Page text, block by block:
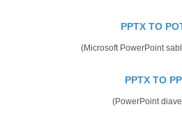
PPTX TO
(Microsoft PowerPoint
PPTX TO
(PowerPoint